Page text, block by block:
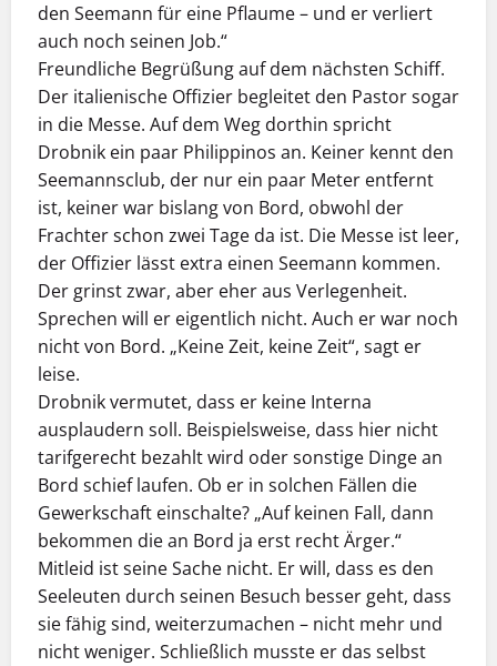
den Seemann für eine Pflaume – und er verliert
auch noch seinen Job.“
Freundliche Begrüßung auf dem nächsten Schiff.
Der italienische Offizier begleitet den Pastor sogar
in die Messe. Auf dem Weg dorthin spricht
Drobnik ein paar Philippinos an. Keiner kennt den
Seemannsclub, der nur ein paar Meter entfernt
ist, keiner war bislang von Bord, obwohl der
Frachter schon zwei Tage da ist. Die Messe ist leer,
der Offizier lässt extra einen Seemann kommen.
Der grinst zwar, aber eher aus Verlegenheit.
Sprechen will er eigentlich nicht. Auch er war noch
nicht von Bord. „Keine Zeit, keine Zeit“, sagt er
leise.
Drobnik vermutet, dass er keine Interna
ausplaudern soll. Beispielsweise, dass hier nicht
tarifgerecht bezahlt wird oder sonstige Dinge an
Bord schief laufen. Ob er in solchen Fällen die
Gewerkschaft einschalte? „Auf keinen Fall, dann
bekommen die an Bord ja erst recht Ärger.“
Mitleid ist seine Sache nicht. Er will, dass es den
Seeleuten durch seinen Besuch besser geht, dass
sie fähig sind, weiterzumachen – nicht mehr und
nicht weniger. Schließlich musste er das selbst